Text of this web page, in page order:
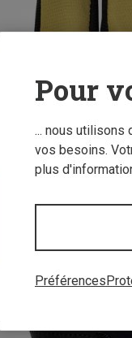
Pour
... nous utilisons
vos besoins.
plus
Préférences